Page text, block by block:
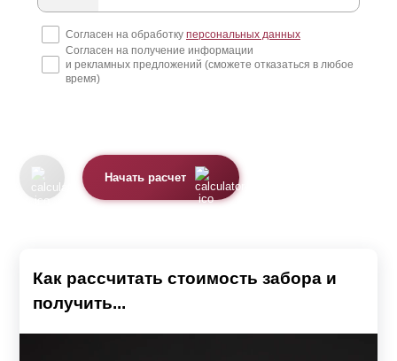
Согласен на обработку персональных данных
Согласен на получение информации
и рекламных предложений (сможете отказаться в любое
время)
Начать расчет
Как рассчитать стоимость забора и
получить...